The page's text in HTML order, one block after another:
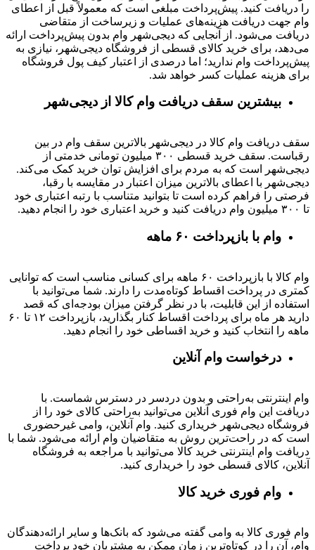
را دریافت کنید. پیش‌پرداخت مبلغی است که معمولاً قبل از اعطای
وام جهت دریافت هزینه‌های عملیات و زیرساخت از متقاضی
دریافت می‌شود. از آنجایی که دیجی‌شهر وام بدون پیش‌پرداخت ارائه
می‌دهد، برای خرید کالای قسطی از فروشگاه دیجی‌شهر، نیازی به
پیش‌پرداخت وام ندارید؛ اما درصدی از اعتبار کیف پول فروشگاه
برای هزینه عملیات کسر خواهد شد.
بیشترین سقف دریافت وام کالا از دیجی‌شهر
سقف دریافت وام کالا در دیجی‌شهر بالاترین سقف وام در بین
رقباست. سقف خرید قسطی ۳۰۰ میلیون تومانی خدمتی از
دیجی‌شهر است که به مردم برای افزایش توان خرید کمک می‌کند.
دیجی‌شهر با اعطای بالاترین میزان اعتبار در مقایسه با رقبا،
فرصتی را فراهم کرده است تا بتوانید متناسب با رتبه اعتباری خود
تا ۳۰۰ میلیون وام دریافت کنید و خرید اعتباری خود را انجام دهید.
وام با بازپرداخت ۶۰ ماهه
وام کالا با بازپرداخت ۶۰ ماهه برای کسانی مناسب است که توانایی
کمتری در پرداخت اقساط کوتاه‌مدت را دارند. شما می‌توانید با
استفاده از این قابلیت، با در نظر گرفتن میزان بودجه‌ای که قصد
دارید هر ماه برای پرداخت اقساط کنار بگذارید، بازپرداخت ۱۲ تا ۶۰
ماهه را انتخاب کنید و خرید اقساطی خود را انجام دهید.
درخواست وام آنلاین
وام اینترنتی به‌راحتی و بدون دردسر در دسترس شماست. با
دریافت این وام فوری آنلاین می‌توانید به‌راحتی کالای خود را از
فروشگاه دیجی‌شهر خریداری کنید. وام آنلاین، وامی غیرحضوری
است که در راحت‌ترین روش به متقاضیان وام ارائه می‌شود. شما با
دریافت وام اینترنتی خرید کالا می‌توانید با مراجعه به فروشگاه
آنلاین، کالای قسطی خود را خریداری کنید.
وام فوری خرید کالا
وام فوری کالا به وامی گفته می‌شود که بانک‌ها و سایر ارائه‌دهندگان
وام، آن را در کوتاه‌ترین زمان ممکن به مشتریان خود پرداخت